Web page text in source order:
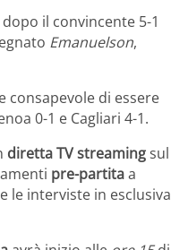
il convincente 5-1
Emanuelson,
consapevole di essere
0-1 e Cagliari 4-1.
diretta TV streamingsul
pre-partitaa
le interviste in esclusiva